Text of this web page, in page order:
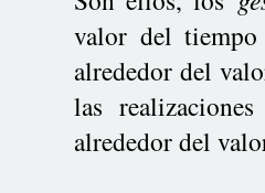
valor del
alrededor del
las
alrededor del